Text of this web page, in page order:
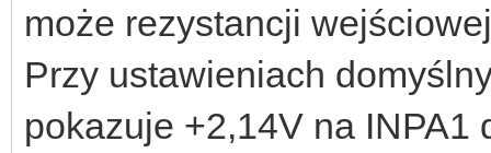
może rezystancji
Przy ustawieniach
pokazuje +2,14V na INPA1